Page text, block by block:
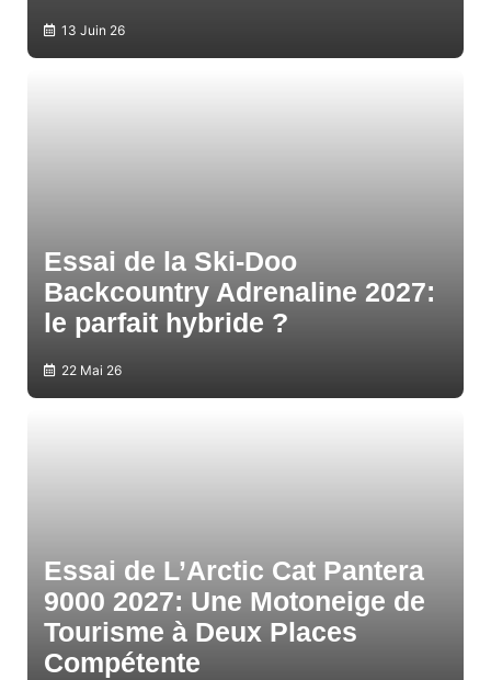
13 Juin 26
Essai de la Ski-Doo
Backcountry Adrenaline 2027:
le parfait hybride ?
22 Mai 26
Essai de L’Arctic Cat Pantera
9000 2027: Une Motoneige de
Tourisme à Deux Places
Compétente